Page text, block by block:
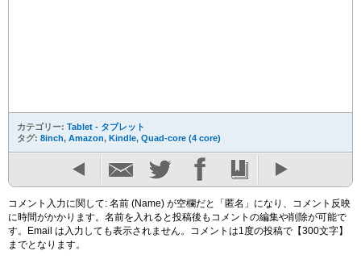
カテゴリー: Tablet - タブレット
タグ: 8inch, Amazon, Kindle, Quad-core (4 core)
コメント入力に関して: 名前 (Name) が空欄だと「匿名」になり、コメント反映
に時間がかかります。名前を入れると投稿後もコメントの編集や削除が可能で
す。Email は入力しても表示されません。コメントは1度の投稿で【300文字】
までとなります。